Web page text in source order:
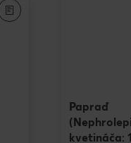
Papraď
kvetináča: